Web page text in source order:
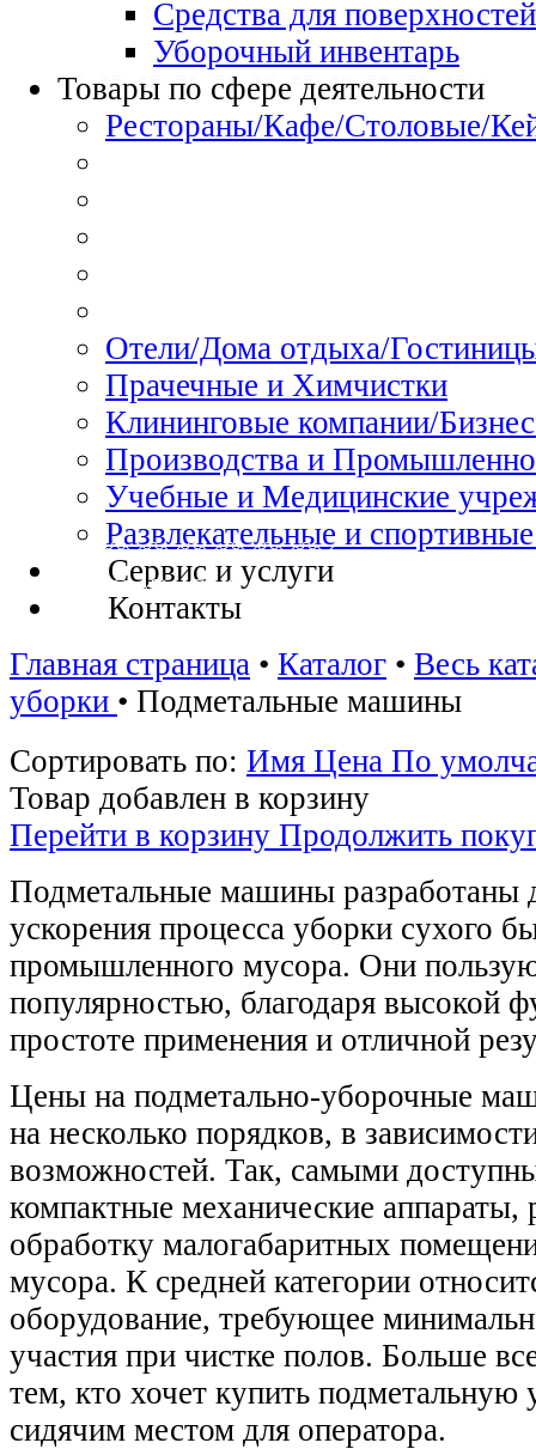
Средства для поверхностей
Уборочный инвентарь
Товары по сфере деятельности
Рестораны/Кафе/Столовые/
Отели/Дома отдыха/
Прачечные и Химчистки
Клининговые компании/
Производства и
Учебные и Медицинские
Развлекательные и
Сервис и услуги
Контакты
Главная страница • Каталог • Весь
уборки • Подметальные машины
Сортировать по: Имя Цена По
Товар добавлен в корзину
Перейти в корзину Продолжить
Подметальные машины разработаны
ускорения процесса уборки сухого
промышленного мусора. Они
популярностью, благодаря высокой
простоте применения и отличной
Цены на подметально-уборочные
на несколько порядков, в
возможностей. Так, самыми
компактные механические аппараты,
обработку малогабаритных
мусора. К средней категории
оборудование, требующее
участия при чистке полов. Больше
тем, кто хочет купить
сидячим местом для оператора.